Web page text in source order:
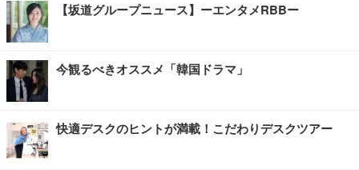
【坂道グループニュース】ーエンタメRBBー
今観るべきオススメ「韓国ドラマ」
快適デスクのヒントが満載！こだわりデスクツアー